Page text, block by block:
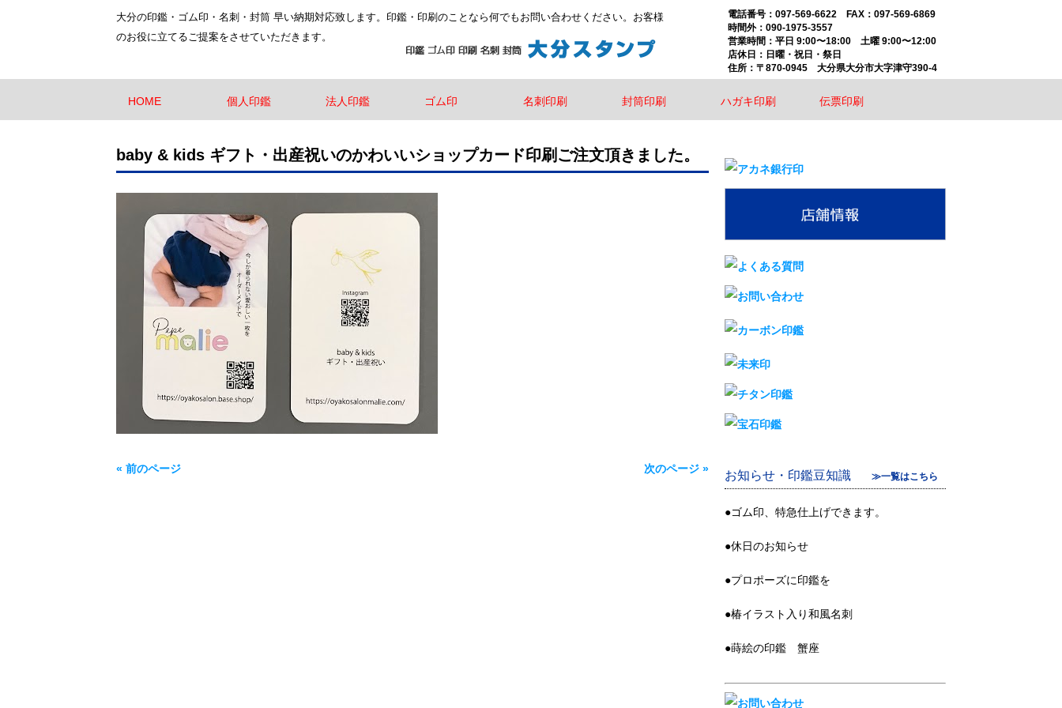
097-569-6622 FAX：097-569-6869
時間外：090-1975-3557
平日 9:00〜18:00 土曜 9:00〜12:00
店休日：日曜・祝日・祭日
〒870-0945 大分県大分市大字津守390-4
大分の印鑑・ゴム印・名刺・封筒 早い納期対応致します。印鑑・印刷のことなら何でもお問い合わせください。お客様
のお役に立てるご提案をさせていただきます。
HOME 個人印鑑 法人印鑑 ゴム印 名刺印刷 封筒印刷 ハガキ印刷 伝票印刷
baby & kids ギフト・出産祝いのかわいいショップカード印刷ご注文頂きました。
« 前のページ 次のページ »
お知らせ・印鑑豆知識 ≫一覧はこちら
●ゴム印、特急仕上げできます。
●休日のお知らせ
●プロポーズに印鑑を
●椿イラスト入り和風名刺
●蒔絵の印鑑 蟹座